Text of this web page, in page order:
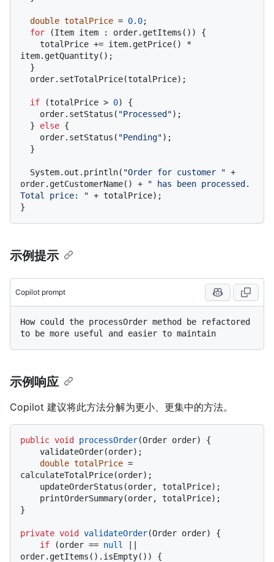
double totalPrice = 0.0;
for (Item item : order.getItems()) {
item.getQuantity();
if (totalPrice > 0) {
    order.setStatus(
"Processed");
  }
else {
    order.setStatus(
"Pending");
  System.out.println(
"Order for customer " +
order.getCustomerName() +
" has been processed.
Total price: " + totalPrice);
示例提示
Copilot prompt
How could the processOrder method be refactored
示例响应
Copilot 建议将此方法分解为更小、更集中的方法。
public void processOrder(Order order)
{
double totalPrice =
calculateTotalPrice(order);
}
private void validateOrder(Order order)
{
if (order == null
order.getItems().isEmpty()) {